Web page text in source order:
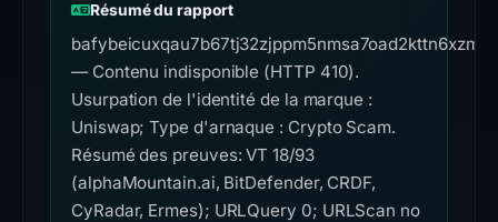
Résumé du rapport
— Contenu indisponible (HTTP 410).
Usurpation de l'identité de la marque :
Uniswap; Type d'arnaque : Crypto Scam.
Résumé des preuves: VT 18/93
(alphaMountain.ai, BitDefender, CRDF,
CyRadar, Ermes); URLQuery 0; URLScan no